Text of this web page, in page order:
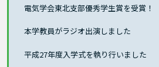
電気学会東北支部優秀学生賞を受賞！
本学教員がラジオ出演しました
平成27年度入学式を執り行いました